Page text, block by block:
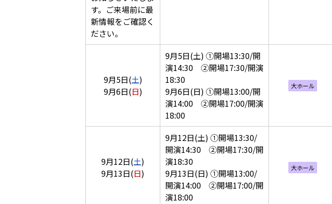
す。ご来場前に最
新情報をご確認く
ださい。
9月5日(土)
9月6日(日)
9月5日(土) ①開場13:30/開
演14:30 ②開場17:30/開演
18:30
9月6日(日) ①開場13:00/開
演14:00 ②開場17:00/開演
18:00
大ホール
9月12日(土)
9月13日(日)
9月12日(土) ①開場13:30/
開演14:30 ②開場17:30/開
演18:30
9月13日(日) ①開場13:00/
開演14:00 ②開場17:00/開
演18:00
大ホール